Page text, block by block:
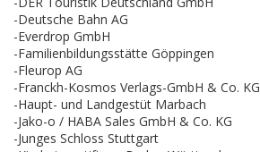
-Deutsche Bahn AG
-Everdrop GmbH
-Familienbildungsstätte Göppingen
-Fleurop AG
-Franckh-Kosmos Verlags-GmbH & Co. KG
-Haupt- und Landgestüt Marbach
-Jako-o / HABA Sales GmbH & Co. KG
-Junges Schloss Stuttgart